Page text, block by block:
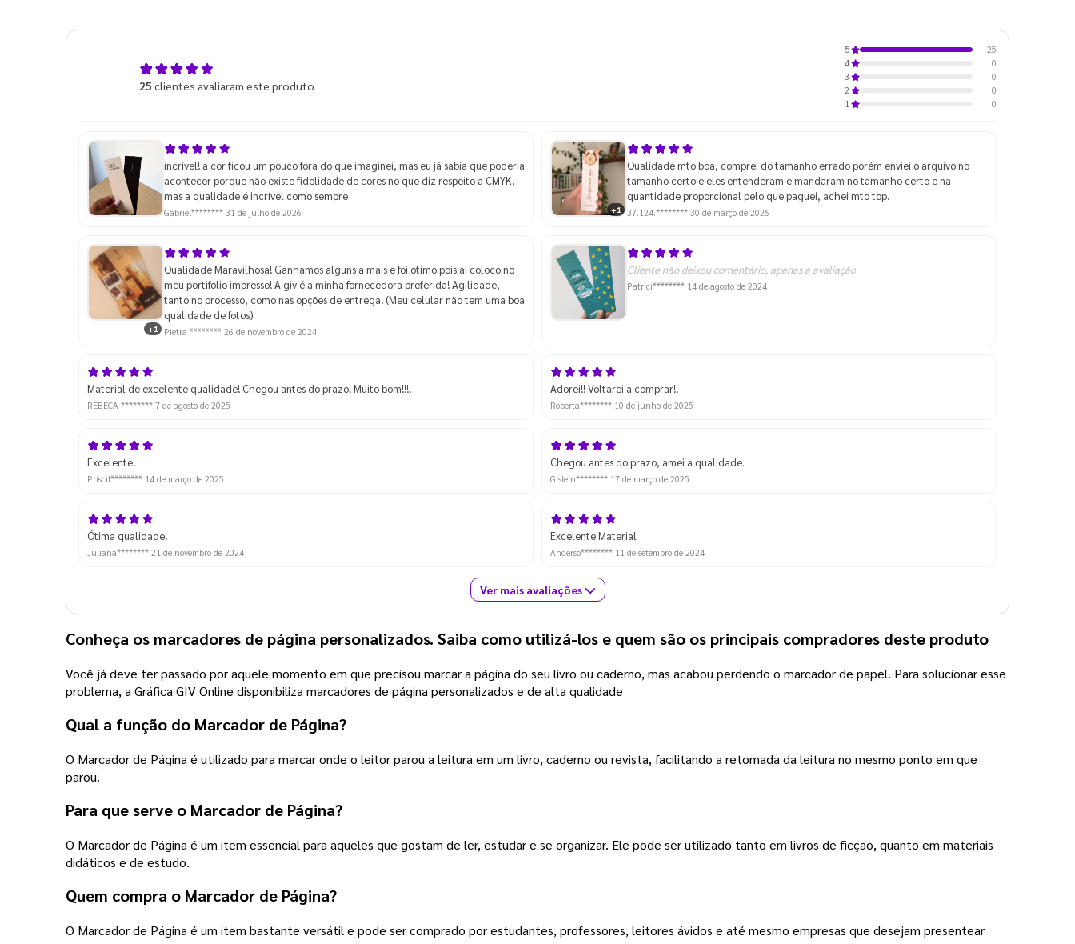
25 clientes avaliaram este produto
5
25
4
0
3
0
2
0
1
0
incrível! a cor ficou um pouco fora do que imaginei, mas eu já sabia que poderia
acontecer porque não existe fidelidade de cores no que diz respeito a CMYK,
mas a qualidade é incrível como sempre
Gabriel******** 31 de julho de 2026 +1
Qualidade mto boa, comprei do tamanho errado porém enviei o arquivo no
tamanho certo e eles entenderam e mandaram no tamanho certo e na
quantidade proporcional pelo que paguei, achei mto top.
37.124.******** 30 de março de 2026
+1
Qualidade Maravilhosa! Ganhamos alguns a mais e foi ótimo pois ai coloco no
meu portifolio impresso! A giv é a minha fornecedora preferida! Agilidade,
tanto no processo, como nas opções de entrega! (Meu celular não tem uma boa
qualidade de fotos)
Pietra ******** 26 de novembro de 2024
Cliente não deixou comentário, apenas a avaliação
Patrici******** 14 de agosto de 2024
Material de excelente qualidade! Chegou antes do prazo! Muito bom!!!!
REBECA ******** 7 de agosto de 2025
Adorei!! Voltarei a comprar!!
Roberta******** 10 de junho de 2025
Excelente!
Priscil******** 14 de março de 2025
Chegou antes do prazo, amei a qualidade.
Gislein******** 17 de março de 2025
Ótima qualidade!
Juliana******** 21 de novembro de 2024
Excelente Material
Anderso******** 11 de setembro de 2024
Ver mais avaliações
Conheça os marcadores de página personalizados. Saiba como utilizá-los e quem são os principais compradores deste produto
Você já deve ter passado por aquele momento em que precisou marcar a página do seu livro ou caderno, mas acabou perdendo o marcador de papel. Para solucionar esse
problema, a Gráfica GIV Online disponibiliza marcadores de página personalizados e de alta qualidade
Qual a função do Marcador de Página?
O Marcador de Página é utilizado para marcar onde o leitor parou a leitura em um livro, caderno ou revista, facilitando a retomada da leitura no mesmo ponto em que
parou.
Para que serve o Marcador de Página?
O Marcador de Página é um item essencial para aqueles que gostam de ler, estudar e se organizar. Ele pode ser utilizado tanto em livros de ficção, quanto em materiais
didáticos e de estudo.
Quem compra o Marcador de Página?
O Marcador de Página é um item bastante versátil e pode ser comprado por estudantes, professores, leitores ávidos e até mesmo empresas que desejam presentear